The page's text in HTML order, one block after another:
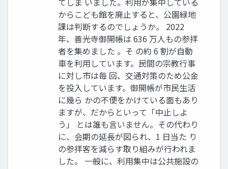
からこども館を廃止すると、公園緑地
課は判断するのでしょうか。 2022
年、善光寺御開帳は 636 万人もの参拝
者を集めました 。そ の約 6 割が自動
車を利用しています。民間の宗教行事
に対し市は毎 回、交通対策のため公金
を投入しています。御開帳が市民生活
に幾ら かの不便をかけている面もあり
ますが、だからといって「中止しよ
う」 とは誰も言いません。その代わり
に、会期の延長が図られ、1 日当た り
の参拝客を減らす取り組みが行われま
した。 一般に、利用集中は公共施設の